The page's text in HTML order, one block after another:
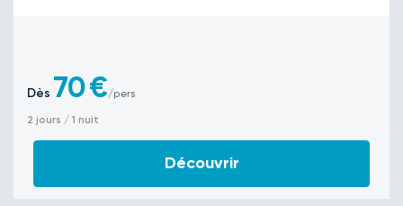
Dès 70€/pers
2 jours / 1 nuit
Découvrir